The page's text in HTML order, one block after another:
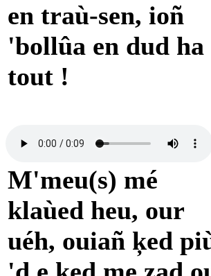
en traù-sen, ioñ
'bollûa en dud ha
tout !
M'meu(s) mé
klaùed heu, our
uéh, ouiañ ķed